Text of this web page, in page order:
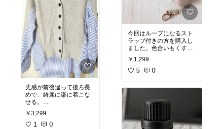
丈感が前後違って後ろ長
めで、綺麗に楽に着こな
#オリジナル写真
レ #丈感良し
カーディガン
￥3,299
1 0
今回はループになるスト
ラップ付きの方を購入し
ました。色合いもくすみ
開。やはり、リールは便
利。定期券や鍵などなく
#くすみカラー
￥1,299
5 0